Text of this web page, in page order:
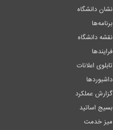
نشان دانشگاه
برنامه‌ها
نقشه دانشگاه
فرایندها
تابلوی اعلانات
داشبوردها
گزارش عملکرد
بسیج اساتید
میز خدمت